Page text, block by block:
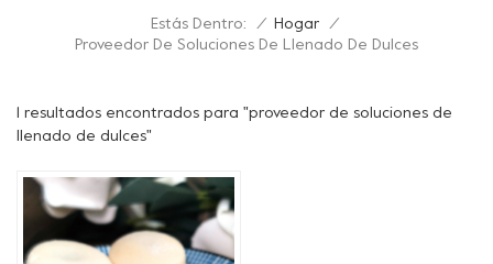
Estás Dentro: / Hogar
/
Proveedor De Soluciones De Llenado De Dulces
1 resultados encontrados para "proveedor de soluciones de
llenado de dulces"